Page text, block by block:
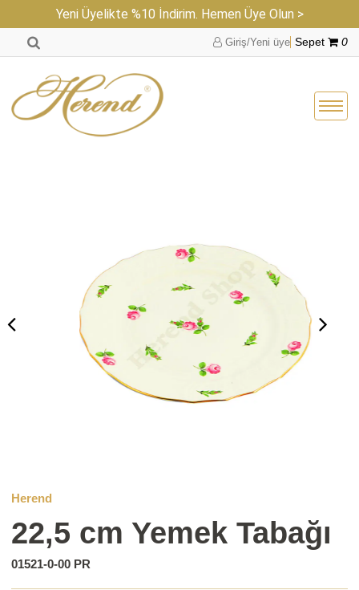
Yeni Üyelikte %10 İndirim. Hemen Üye Olun >
Giriş/Yeni üye Sepet 0
Herend
22,5 cm Yemek Tabağı
01521-0-00 PR